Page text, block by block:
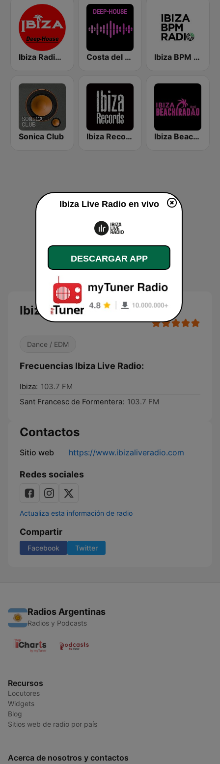
Ibiza Radios - Deep House Costa del Mar Deep House Ibiza BPM Radio
Sonica Club Ibiza Records Ibiza Beach Radio
Ibiza Live Radio
Dance / EDM
Frecuencias Ibiza Live Radio:
Ibiza: 103.7 FM
Sant Francesc de Formentera: 103.7 FM
Contactos
Sitio web https://www.ibizaliveradio.com
Redes sociales
Actualiza esta información de radio
Compartir
Facebook Twitter
Radios Argentinas
Radios y Podcasts
Recursos
Locutores
Widgets
Blog
Sitios web de radio por país
Acerca de nosotros y contactos
Ibiza Live Radio en vivo
DESCARGAR APP